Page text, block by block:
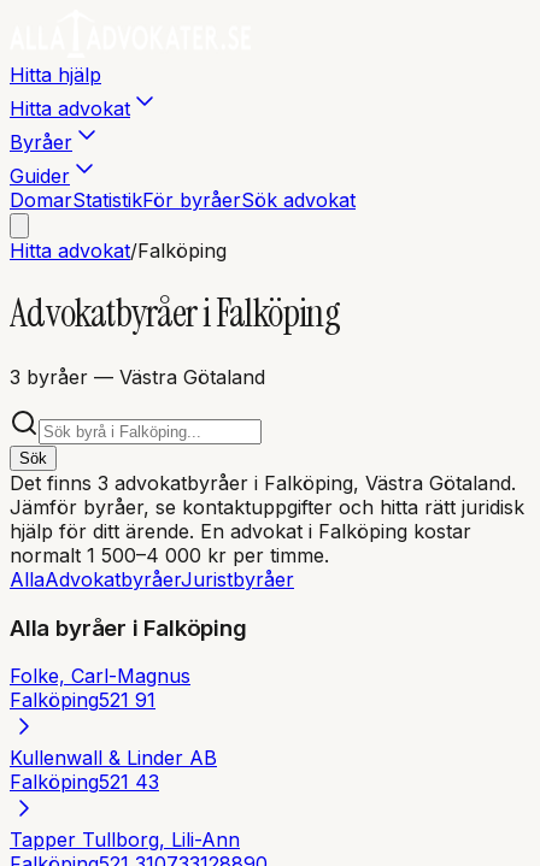
Hitta hjälp
Hitta advokat
Byråer
Guider
DomarStatistikFör byråerSök advokat
Hitta advokat/Falköping
Advokatbyråer iFalköping
3 byråer — Västra Götaland
Sök
Det finns 3 advokatbyråer i Falköping, Västra Götaland.
Jämför byråer, se kontaktuppgifter och hitta rätt juridisk
hjälp för ditt ärende. En advokat i Falköping kostar
normalt 1 500–4 000 kr per timme.
AllaAdvokatbyråerJuristbyråer
Alla byråer i Falköping
Folke, Carl-Magnus
Falköping521 91
Kullenwall & Linder AB
Falköping521 43
Tapper Tullborg, Lili-Ann